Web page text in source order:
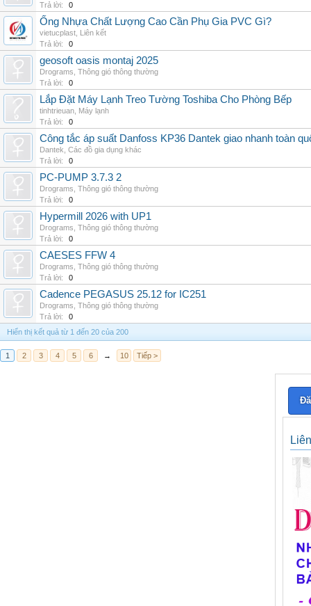
Trả lời:
0
Ống Nhựa Chất Lượng Cao Cần Phụ Gia PVC Gì?
vietucplast Liên kết
Trả lời:
0
geosoft oasis montaj 2025
Drograms Thông gió thông thường
Trả lời:
0
Lắp Đặt Máy Lạnh Treo Tường Toshiba Cho Phòng Bếp
tinhtrieuan Máy lạnh
Trả lời:
0
Công tắc áp suất Danfoss KP36 Dantek giao nhanh toàn
Dantek Các đồ gia dụng khác
Trả lời:
0
PC-PUMP 3.7.3 2
Drograms Thông gió thông thường
Trả lời:
0
Hypermill 2026 with UP1
Drograms Thông gió thông thường
Trả lời:
0
CAESES FFW 4
Drograms Thông gió thông thường
Trả lời:
0
Cadence PEGASUS 25.12 for IC251
Drograms Thông gió thông thường
Trả lời:
0
Hiển thị kết quả từ 1 đến 20 của 200
1 2 3 4 5 6 → 10 Tiếp >